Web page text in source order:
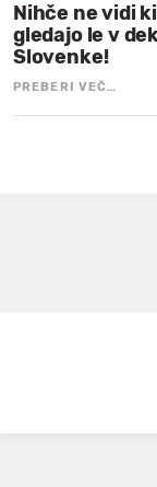
Nihče ne vidi
gledajo le v
Slovenke!
PREBERI VEČ…